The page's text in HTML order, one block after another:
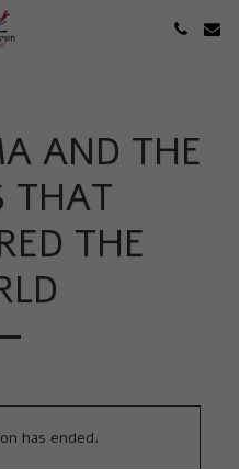
AND THE
THAT
THE
has ended.